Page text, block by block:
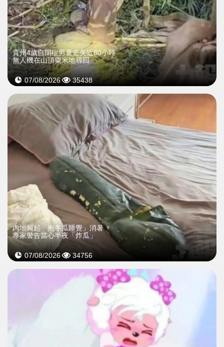
貴州4歲自閉症男童走失近80小時
無人機在山頂粟米地尋回
07/08/2026 35438
內地興起「抱冬瓜睡覺」消暑
專家警告當心半夜「炸瓜」
07/08/2026 34756